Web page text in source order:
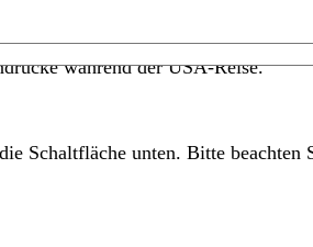
während der USA-Reise.
Schaltfläche unten. Bitte beachten